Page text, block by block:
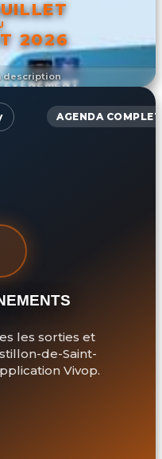
description
2026
AGENDA COMPLET
les sorties et
de-Saint-
Vivop.